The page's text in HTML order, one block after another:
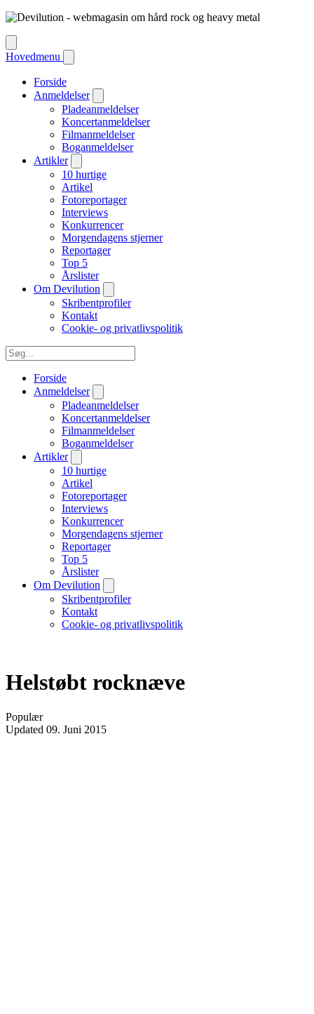
Hovedmenu
Forside
Anmeldelser
Pladeanmeldelser
Koncertanmeldelser
Filmanmeldelser
Boganmeldelser
Artikler
10 hurtige
Artikel
Fotoreportager
Interviews
Konkurrencer
Morgendagens stjerner
Reportager
Top 5
Årslister
Om Devilution
Skribentprofiler
Kontakt
Cookie- og privatlivspolitik
Forside
Anmeldelser
Pladeanmeldelser
Koncertanmeldelser
Filmanmeldelser
Boganmeldelser
Artikler
10 hurtige
Artikel
Fotoreportager
Interviews
Konkurrencer
Morgendagens stjerner
Reportager
Top 5
Årslister
Om Devilution
Skribentprofiler
Kontakt
Cookie- og privatlivspolitik
Helstøbt rocknæve
Populær
Updated 09. Juni 2015